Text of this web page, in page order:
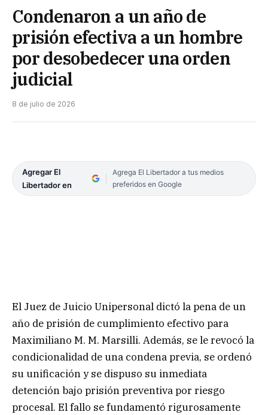
Condenaron a un año de
prisión efectiva a un hombre
por desobedecer una orden
judicial
8 de julio de 2026
Agregar El
Libertador en
Agrega El Libertador a tus medios
preferidos en Google
El Juez de Juicio Unipersonal dictó la pena de un
año de prisión de cumplimiento efectivo para
Maximiliano M. M. Marsilli. Además, se le revocó la
condicionalidad de una condena previa, se ordenó
su unificación y se dispuso su inmediata
detención bajo prisión preventiva por riesgo
procesal. El fallo se fundamentó rigurosamente